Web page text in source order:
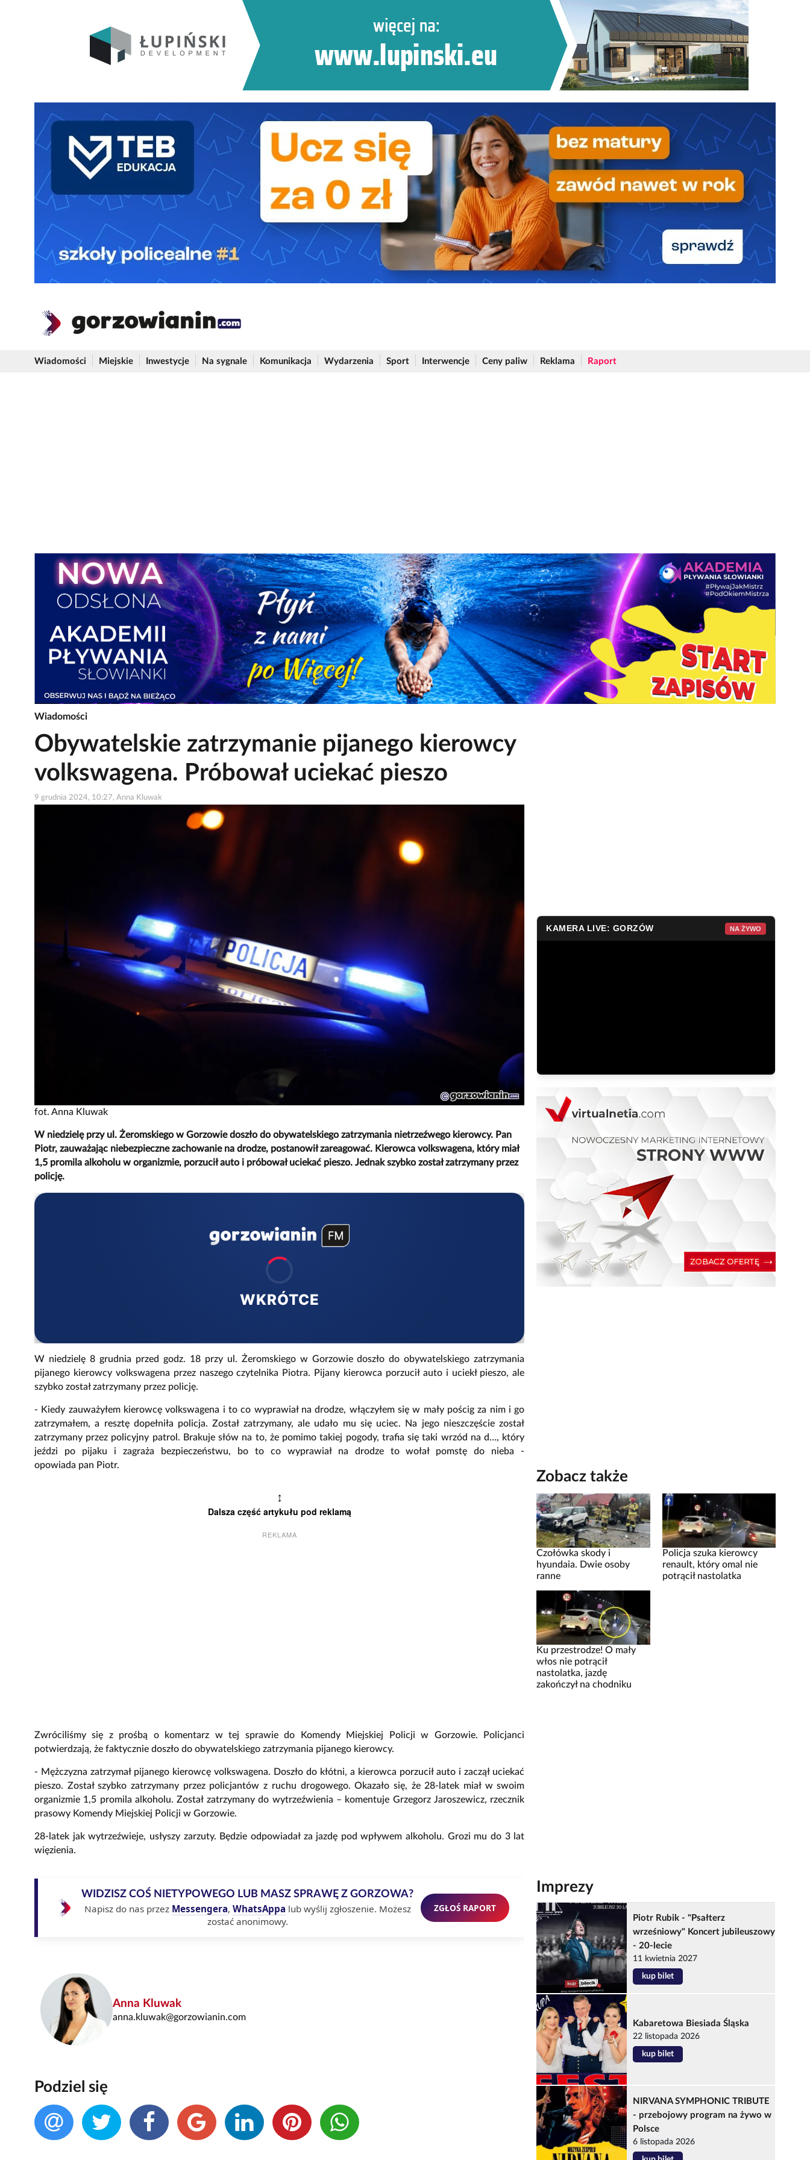
Wiadomości Miejskie Inwestycje Na sygnale Komunikacja Wydarzenia Sport Interwencje Ceny paliw Reklama Raport
Wiadomości
Obywatelskie zatrzymanie pijanego kierowcy
volkswagena. Próbował uciekać pieszo
9 grudnia 2024, 10:27, Anna Kluwak
fot. Anna Kluwak
W niedzielę przy ul. Żeromskiego w Gorzowie doszło do obywatelskiego zatrzymania nietrzeźwego kierowcy. Pan
Piotr, zauważając niebezpieczne zachowanie na drodze, postanowił zareagować. Kierowca volkswagena, który miał
1,5 promila alkoholu w organizmie, porzucił auto i próbował uciekać pieszo. Jednak szybko został zatrzymany przez
policję.
WKRÓTCE
W niedzielę 8 grudnia przed godz. 18 przy ul. Żeromskiego w Gorzowie doszło do obywatelskiego zatrzymania
pijanego kierowcy volkswagena przez naszego czytelnika Piotra. Pijany kierowca porzucił auto i uciekł pieszo, ale
szybko został zatrzymany przez policję.
- Kiedy zauważyłem kierowcę volkswagena i to co wyprawiał na drodze, włączyłem się w mały pościg za nim i go
zatrzymałem, a resztę dopełniła policja. Został zatrzymany, ale udało mu się uciec. Na jego nieszczęście został
zatrzymany przez policyjny patrol. Brakuje słów na to, że pomimo takiej pogody, trafia się taki wrzód na d…, który
jeździ po pijaku i zagraża bezpieczeństwu, bo to co wyprawiał na drodze to wołał pomstę do nieba -
opowiada pan Piotr.
↕
Dalsza część artykułu pod reklamą
REKLAMA
Zwróciliśmy się z prośbą o komentarz w tej sprawie do Komendy Miejskiej Policji w Gorzowie. Policjanci
potwierdzają, że faktycznie doszło do obywatelskiego zatrzymania pijanego kierowcy.
- Mężczyzna zatrzymał pijanego kierowcę volkswagena. Doszło do kłótni, a kierowca porzucił auto i zaczął uciekać
pieszo. Został szybko zatrzymany przez policjantów z ruchu drogowego. Okazało się, że 28-latek miał w swoim
organizmie 1,5 promila alkoholu. Został zatrzymany do wytrzeźwienia – komentuje Grzegorz Jaroszewicz, rzecznik
prasowy Komendy Miejskiej Policji w Gorzowie.
28-latek jak wytrzeźwieje, usłyszy zarzuty. Będzie odpowiadał za jazdę pod wpływem alkoholu. Grozi mu do 3 lat
więzienia.
WIDZISZ COŚ NIETYPOWEGO LUB MASZ SPRAWĘ Z GORZOWA?
Napisz do nas przez Messengera, WhatsAppa lub wyślij zgłoszenie. Możesz
zostać anonimowy.
ZGŁOŚ RAPORT
Anna Kluwak
anna.kluwak@gorzowianin.com
Podziel się
KAMERA LIVE: GORZÓW NA ŻYWO
Zobacz także
Czołówka skody i
hyundaia. Dwie osoby
ranne
Policja szuka kierowcy
renault, który omal nie
potrącił nastolatka
Ku przestrodze! O mały
włos nie potrącił
nastolatka, jazdę
zakończył na chodniku
Imprezy
Piotr Rubik - "Psałterz
wrześniowy" Koncert jubileuszowy
- 20-lecie
11 kwietnia 2027
kup bilet
Kabaretowa Biesiada Śląska
22 listopada 2026
kup bilet
NIRVANA SYMPHONIC TRIBUTE
- przebojowy program na żywo w
Polsce
6 listopada 2026